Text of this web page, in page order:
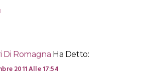
Di Romagna Ha Detto:
2011 Alle 17:54